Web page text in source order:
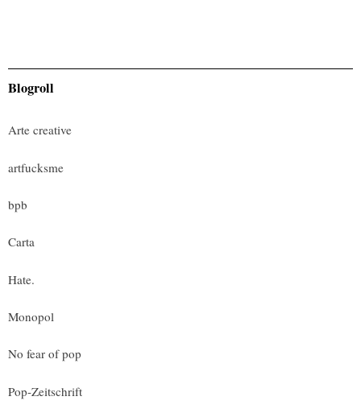
Blogroll
Arte creative
artfucksme
bpb
Carta
Hate.
Monopol
No fear of pop
Pop-Zeitschrift